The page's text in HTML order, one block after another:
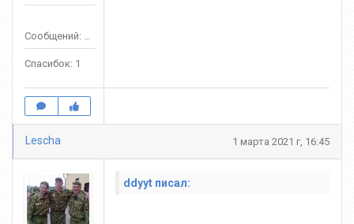
Сообщений: 60
Спасибок: 1
Lescha 1 марта 2021 г, 16:45
ddyyt писал: